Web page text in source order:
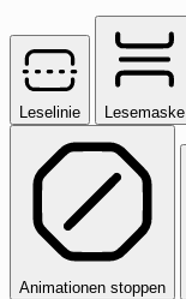
Leselinie Lesemaske
Animationen stoppen